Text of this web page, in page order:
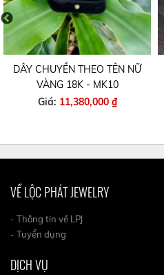
DÂY CHUYỀN THEO TÊN NỮ
VÀNG 18K - MK10
Giá: 11,380,000 ₫
VỀ LỘC PHÁT JEWELRY
- Thông tin về LPJ
- Tuyển dụng
DỊCH VỤ